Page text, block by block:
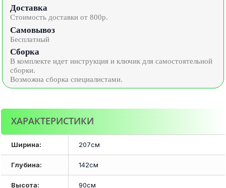
Доставка
Стоимость доставки от 800р.
Самовывоз
Бесплатный
Сборка
В комплекте идет инструкция и ключик для самостоятельной
сборки.
Возможна сборка специалистами.
ХАРАКТЕРИСТИКИ
Ширина: 207см
Глубина: 142см
Высота: 90см